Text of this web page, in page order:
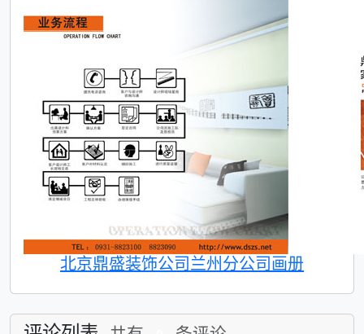
北京鼎盛装饰公司兰州分公司画册